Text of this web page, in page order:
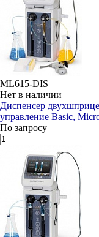
ML615-DIS
Нет в наличии
Диспенсер
управление Basic,
По запросу